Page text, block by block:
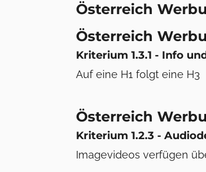
Österreich
Österreich
Kriterium 1.3.1 - Info
Auf eine H1 folgt eine H3
Österreich
Kriterium 1.2.3 -
Imagevideos verfügen